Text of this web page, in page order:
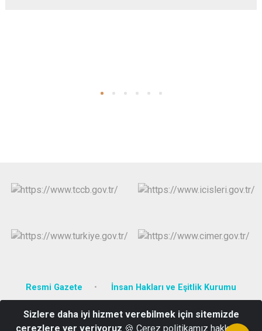
Resmi Gazete İnsan Hakları ve Eşitlik Kurumu
Beyazıt Mah. Şelale Sk. No:4 Akyurt / ANKARA
Sizlere daha iyi hizmet verebilmek için sitemizde
çerezlere yer veriyoruz 🍪 Çerez politikamız hakkında